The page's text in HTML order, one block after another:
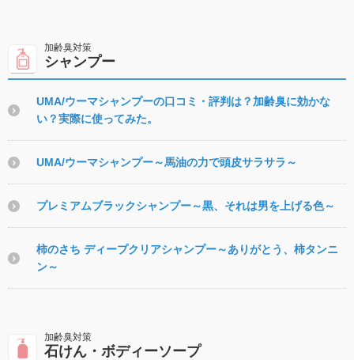
シャンプー
UMA/ウーマシャンプーの口コミ・評判は？加齢臭に効かな
い？実際に使ってみた。
UMA/ウーマシャンプー～馬油の力で頭皮サラサラ～
プレミアムブラックシャンプー～黒、それは男を上げる色～
柿のさち ディープクリアシャンプー～ありがとう、柿タンニ
ン～
石けん・ボディーソープ